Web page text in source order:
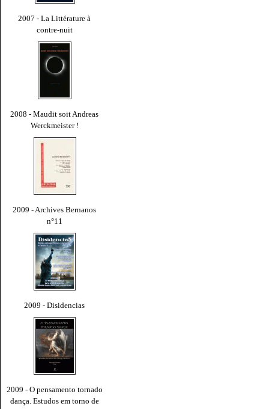
2007 - La Littérature à
contre-nuit
2008 - Maudit soit Andreas
Werckmeister !
2009 - Archives Bernanos
n°11
2009 - Disidencias
2009 - O pensamento tornado
dança. Estudos em torno de